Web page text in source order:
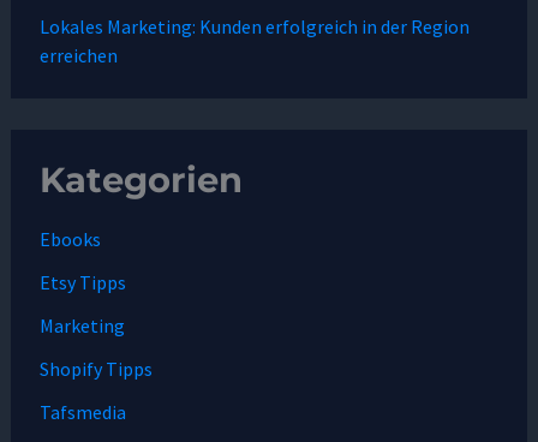
Lokales Marketing: Kunden erfolgreich in der Region
erreichen
Kategorien
Ebooks
Etsy Tipps
Marketing
Shopify Tipps
Tafsmedia